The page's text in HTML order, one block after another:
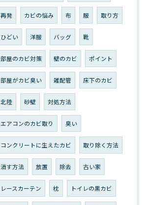
再発 カビの悩み 布 服 取り方
ひどい 洋服 バッグ 靴
部屋のカビ対策 壁のカビ ポイント
部屋がカビ臭い 雑配管 床下のカビ
北陸 砂壁 対処方法
エアコンのカビ取り 臭い
コンクリートに生えたカビ 取り除く方法
消す方法 放置 除去 古い家
レースカーテン 枕 トイレの黒カビ